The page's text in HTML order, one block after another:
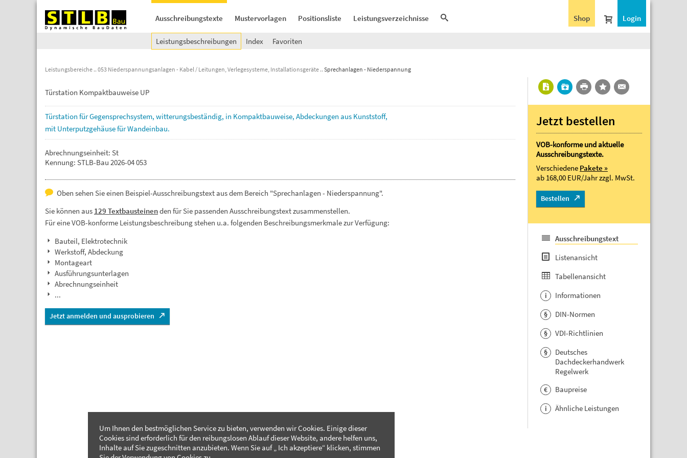
Ausschreibungstexte Mustervorlagen Positionsliste Leistungsverzeichnisse Login
Shop
Leistungsbeschreibungen Index Favoriten
Leistungsbereiche 053 Niederspannungsanlagen - Kabel / Leitungen, Verlegesysteme, Installationsgeräte Sprechanlagen - Niederspannung
Türstation Kompaktbauweise UP
Türstation fürGegensprechsystem, witterungsbeständig, in Kompaktbauweise, Abdeckungen aus Kunststoff,
mit UnterputzgehäusefürWandeinbau.
Abrechnungseinheit: St
Kennung: STLB-Bau 2026-04 053
Oben sehen Sie einen Beispiel-Ausschreibungstext aus dem Bereich "Sprechanlagen - Niederspannung".
Sie können aus 129 Textbausteinenden für Sie passenden Ausschreibungstext zusammenstellen.
Für eine VOB-konforme Leistungsbeschreibung stehen u.a. folgenden Beschreibungsmerkmale zur Verfügung:
Bauteil, Elektrotechnik
Werkstoff, Abdeckung
Montageart
Ausführungsunterlagen
Abrechnungseinheit
...
Jetzt anmelden und ausprobieren
Jetzt bestellen
VOB-konforme und aktuelle
Ausschreibungstexte.
Verschiedene Pakete »
ab 168,00 EUR/Jahrzzgl. MwSt.
Bestellen
Ausschreibungstext
Listenansicht
Tabellenansicht
i Informationen
§ DIN-Normen
§ VDI-Richtlinien
§
Deutsches
Dachdeckerhandwerk
Regelwerk
€ Baupreise
i Ähnliche Leistungen
Um Ihnen den bestmöglichen Service zu bieten, verwenden wir Cookies. Einige dieser
Cookies sind erforderlich für den reibungslosen Ablauf dieser Website, andere helfen uns,
Inhalte auf Sie zugeschnitten anzubieten. Wenn Sie auf „ Ich akzeptiere“ klicken, stimmen